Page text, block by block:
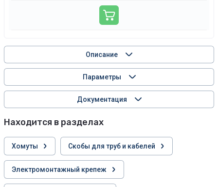
Описание
Параметры
Документация
Находится в разделах
Хомуты Скобы для труб и кабелей
Электромонтажный крепеж